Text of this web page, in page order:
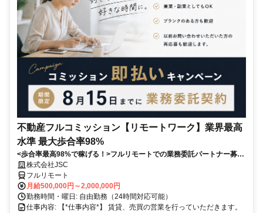
不動産フルコミッション【リモートワーク】業界最高
水準 最大歩合率98%
<歩合率最高98%で稼げる！>フルリモートでの業務委託パートナー募
集！1件単位で対応可能！
株式会社JSC
フルリモート
月給500,000円～2,000,000円
勤務時間・曜日: 自由勤務（24時間対応可能）
仕事内容: 【*仕事内容*】 賃貸、売買の営業を行っていただきます。